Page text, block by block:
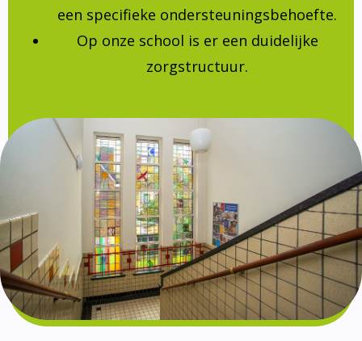
een specifieke ondersteuningsbehoefte.
Op onze school is er een duidelijke
zorgstructuur.